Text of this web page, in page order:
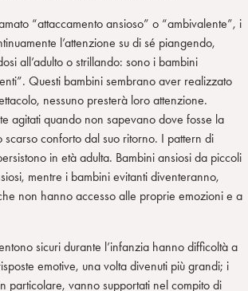
“attaccamento ansioso” o “ambivalente”, i
l’attenzione su di sé piangendo,
all’adulto o strillando: sono i bambini
Questi bambini sembrano aver realizzato
nessuno presterà loro attenzione.
agitati quando non sapevano dove fosse la
conforto dal suo ritorno. I pattern di
in età adulta. Bambini ansiosi da piccoli
mentre i bambini evitanti diventeranno,
non hanno accesso alle proprie emozioni e a
sicuri durante l’infanzia hanno difficoltà a
emotive, una volta divenuti più grandi; i
particolare, vanno supportati nel compito di